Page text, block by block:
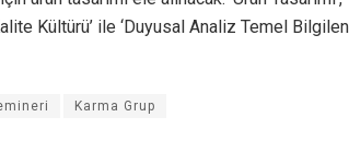
Kültürü’ ile ‘Duyusal Analiz Temel
Karma Grup